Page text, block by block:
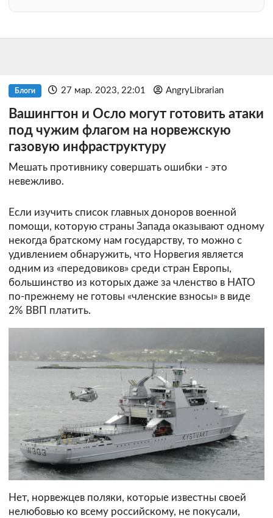
Блоги 27 мар. 2023, 22:01 AngryLibrarian
Вашингтон и Осло могут готовить атаки
под чужим флагом на норвежскую
газовую инфраструктуру
Мешать противнику совершать ошибки - это
невежливо.
Если изучить список главных доноров военной
помощи, которую страны Запада оказывают одному
некогда братскому нам государству, то можно с
удивлением обнаружить, что Норвегия является
одним из «передовиков» среди стран Европы,
большинство из которых даже за членство в НАТО
по-прежнему не готовы «членские взносы» в виде
2% ВВП платить.
Нет, норвежцев поляки, которые известны своей
нелюбовью ко всему российскому, не покусали,